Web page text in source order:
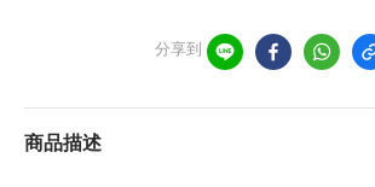
分享到
商品描述